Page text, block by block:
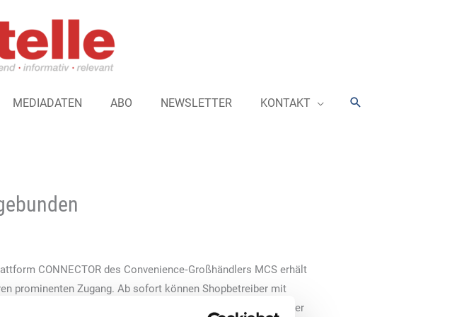
MEDIADATEN ABO NEWSLETTER KONTAKT Suchen
CONNECTOR des Convenience‐Großhändlers MCS erhält
prominenten Zugang. Ab sofort können Shopbetreiber mit
direkt auf den CONNECTOR zugreifen und auf die Displays der